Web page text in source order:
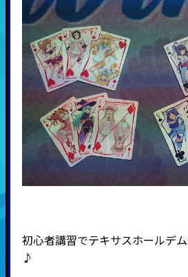
初心者講習でテキサスホールデ
♪